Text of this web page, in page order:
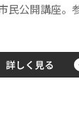
民公開講座。